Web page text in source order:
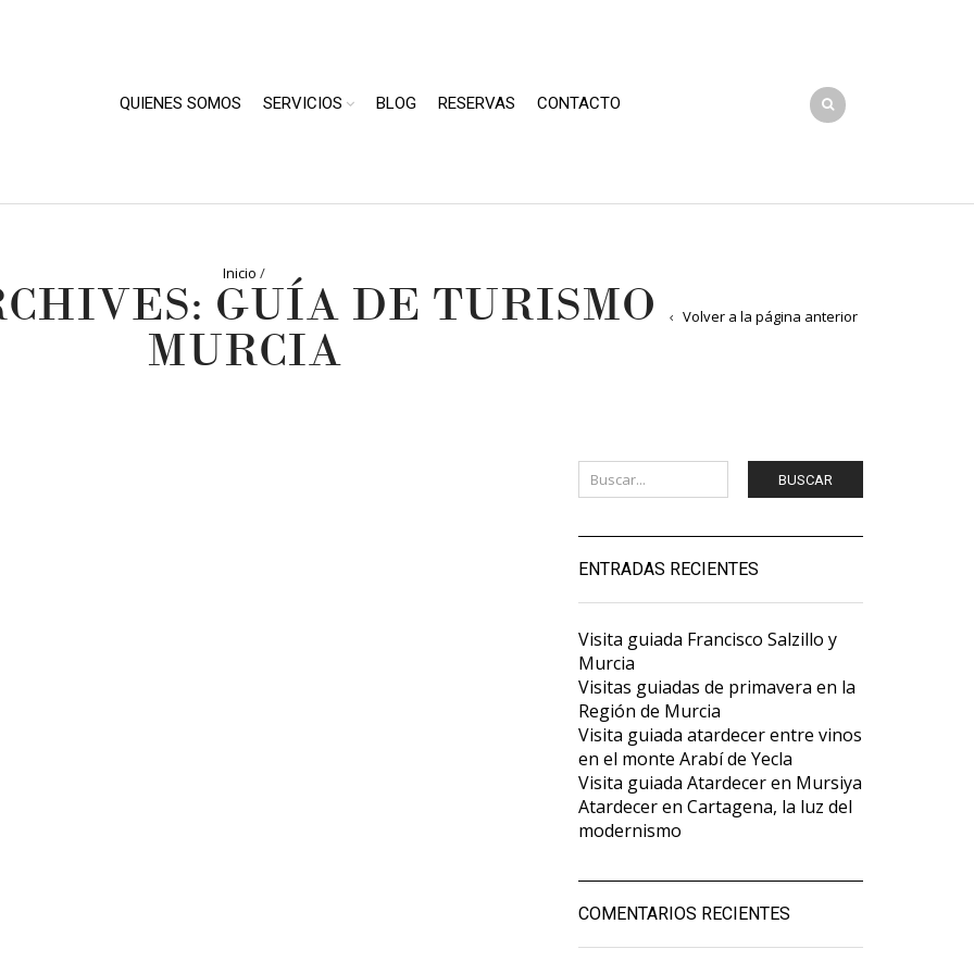
QUIENES SOMOS SERVICIOS BLOG RESERVAS CONTACTO
Inicio /
Volver a la página anterior
GUÍA DE TURISMO
MURCIA
BUSCAR
ENTRADAS RECIENTES
Visita guiada Francisco Salzillo y
Murcia
Visitas guiadas de primavera en la
Región de Murcia
Visita guiada atardecer entre vinos
en el monte Arabí de Yecla
Visita guiada Atardecer en Mursiya
Atardecer en Cartagena, la luz del
modernismo
COMENTARIOS RECIENTES